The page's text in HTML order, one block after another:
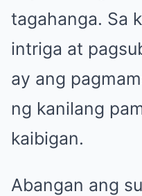
tagahanga. Sa
intriga at
ay ang
ng kanilang
kaibigan.
Abangan ang